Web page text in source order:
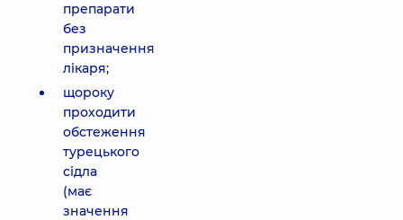
препарати
без
призначення
лікаря;
щороку
проходити
обстеження
турецького
сідла
(має
значення